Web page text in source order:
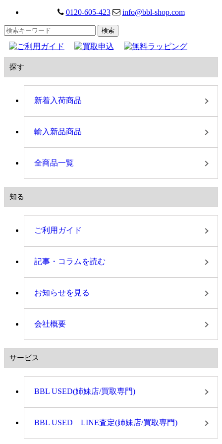
0120-605-423 info@bbl-shop.com
探す
新着入荷商品
輸入新品商品
全商品一覧
知る
ご利用ガイド
記事・コラムを読む
お知らせを見る
会社概要
サービス
BBL USED(姉妹店/買取専門)
BBL USED LINE査定(姉妹店/買取専門)